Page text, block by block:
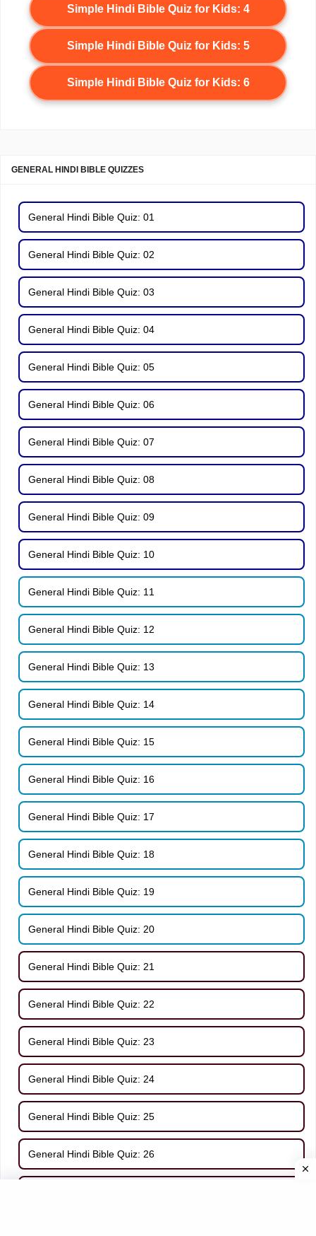
Simple Hindi Bible Quiz for Kids: 4
Simple Hindi Bible Quiz for Kids: 5
Simple Hindi Bible Quiz for Kids: 6
GENERAL HINDI BIBLE QUIZZES
General Hindi Bible Quiz: 01
General Hindi Bible Quiz: 02
General Hindi Bible Quiz: 03
General Hindi Bible Quiz: 04
General Hindi Bible Quiz: 05
General Hindi Bible Quiz: 06
General Hindi Bible Quiz: 07
General Hindi Bible Quiz: 08
General Hindi Bible Quiz: 09
General Hindi Bible Quiz: 10
General Hindi Bible Quiz: 11
General Hindi Bible Quiz: 12
General Hindi Bible Quiz: 13
General Hindi Bible Quiz: 14
General Hindi Bible Quiz: 15
General Hindi Bible Quiz: 16
General Hindi Bible Quiz: 17
General Hindi Bible Quiz: 18
General Hindi Bible Quiz: 19
General Hindi Bible Quiz: 20
General Hindi Bible Quiz: 21
General Hindi Bible Quiz: 22
General Hindi Bible Quiz: 23
General Hindi Bible Quiz: 24
General Hindi Bible Quiz: 25
General Hindi Bible Quiz: 26